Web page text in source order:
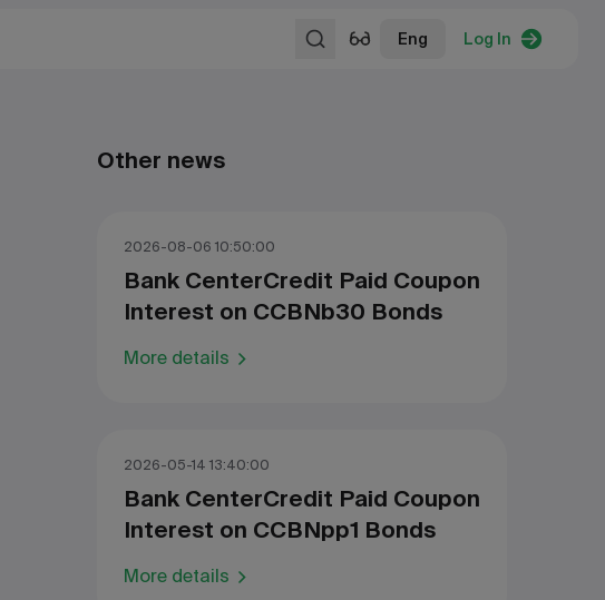
Eng Log In
Other news
2026-08-06 10:50:00
Bank CenterCredit Paid Coupon
Interest on CCBNb30 Bonds
More details
2026-05-14 13:40:00
Bank CenterCredit Paid Coupon
Interest on CCBNpp1 Bonds
More details